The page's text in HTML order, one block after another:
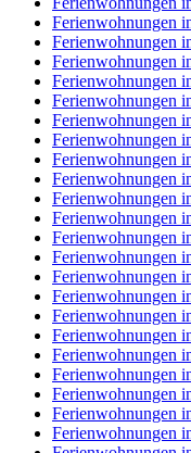
Ferienwohnungen
Ferienwohnungen
Ferienwohnungen
Ferienwohnungen
Ferienwohnungen
Ferienwohnungen
Ferienwohnungen
Ferienwohnungen
Ferienwohnungen
Ferienwohnungen
Ferienwohnungen
Ferienwohnungen
Ferienwohnungen
Ferienwohnungen
Ferienwohnungen
Ferienwohnungen
Ferienwohnungen
Ferienwohnungen
Ferienwohnungen
Ferienwohnungen
Ferienwohnungen
Ferienwohnungen